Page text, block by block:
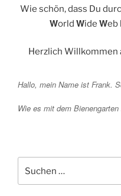
Wie schön, dass Du
World Wide Web
Herzlich Willkommen
Hallo, mein Name ist Frank.
Wie es mit dem
nach: